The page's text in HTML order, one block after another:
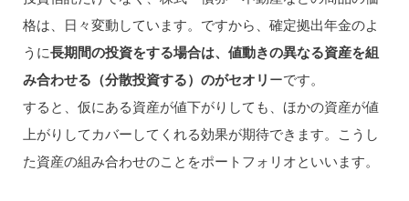
格は、日々変動しています。ですから、確定拠出年金のよ
うに長期間の投資をする場合は、値動きの異なる資産を組
み合わせる（分散投資する）のがセオリ ーです。
すると、仮にある資産が値下がりしても、ほかの資産が値
上がりしてカバーしてくれる効果が期待できます。こうし
た資産の組み合わせのことをポートフォリオといいます。